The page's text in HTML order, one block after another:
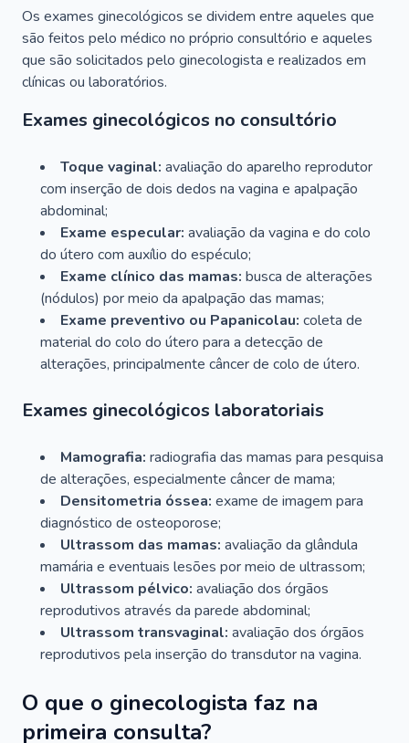
Os exames ginecológicos se dividem entre aqueles que
são feitos pelo médico no próprio consultório e aqueles
que são solicitados pelo ginecologista e realizados em
clínicas ou laboratórios.
Exames ginecológicos no consultório
Toque vaginal: avaliação do aparelho reprodutor
com inserção de dois dedos na vagina e apalpação
abdominal;
Exame especular: avaliação da vagina e do colo
do útero com auxílio do espéculo;
Exame clínico das mamas: busca de alterações
(nódulos) por meio da apalpação das mamas;
Exame preventivo ou Papanicolau: coleta de
material do colo do útero para a detecção de
alterações, principalmente câncer de colo de útero.
Exames ginecológicos laboratoriais
Mamografia: radiografia das mamas para pesquisa
de alterações, especialmente câncer de mama;
Densitometria óssea: exame de imagem para
diagnóstico de osteoporose;
Ultrassom das mamas: avaliação da glândula
mamária e eventuais lesões por meio de ultrassom;
Ultrassom pélvico: avaliação dos órgãos
reprodutivos através da parede abdominal;
Ultrassom transvaginal: avaliação dos órgãos
reprodutivos pela inserção do transdutor na vagina.
O que o ginecologista faz na
primeira consulta?